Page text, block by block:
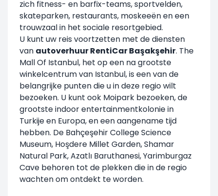
zich fitness- en barfix-teams, sportvelden,
skateparken, restaurants, moskeeën en een
trouwzaal in het sociale resortgebied.
U kunt uw reis voortzetten met de diensten
van autoverhuur RentiCar Başakşehir. The
Mall Of Istanbul, het op een na grootste
winkelcentrum van Istanbul, is een van de
belangrijke punten die u in deze regio wilt
bezoeken. U kunt ook Moipark bezoeken, de
grootste indoor entertainmentkolonie in
Turkije en Europa, en een aangename tijd
hebben. De Bahçeşehir College Science
Museum, Hoşdere Millet Garden, Shamar
Natural Park, Azatlı Baruthanesi, Yarimburgaz
Cave behoren tot de plekken die in de regio
wachten om ontdekt te worden.